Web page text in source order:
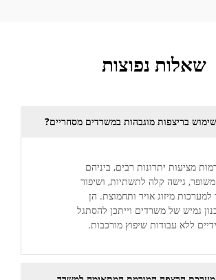
שאלות נפוצות
בריצפות מוגבהות במשרדים מסחריים?
מציעות יתרונות רבים, ביניהם
משופר, גישה קלה לתשתיות, ושיפור
למערכות מיזוג אויר ותחמוצת. הן
גמיש של משרדים וייתכן להסתגל
ללא עבודות שיפוץ מורכבות.